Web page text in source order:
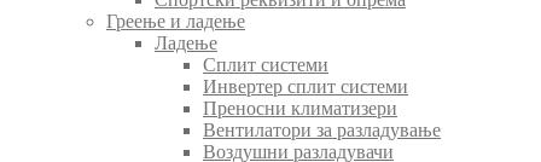
Греење и ладење
Ладење
Сплит системи
Инвертер сплит системи
Преносни климатизери
Вентилатори за разладување
Воздушни разладувачи